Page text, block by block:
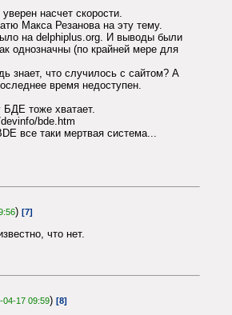
насчет скорости.
Макса Резанова на эту тему.
на delphiplus.org. И выводы были
однозначны (по крайней мере для
знает, что случилось с сайтом? А
время недоступен.
БДЕ тоже хватает.
bde.htm
все таки мертвая система...
) [7]
что нет.
04-17 09:59) [8]